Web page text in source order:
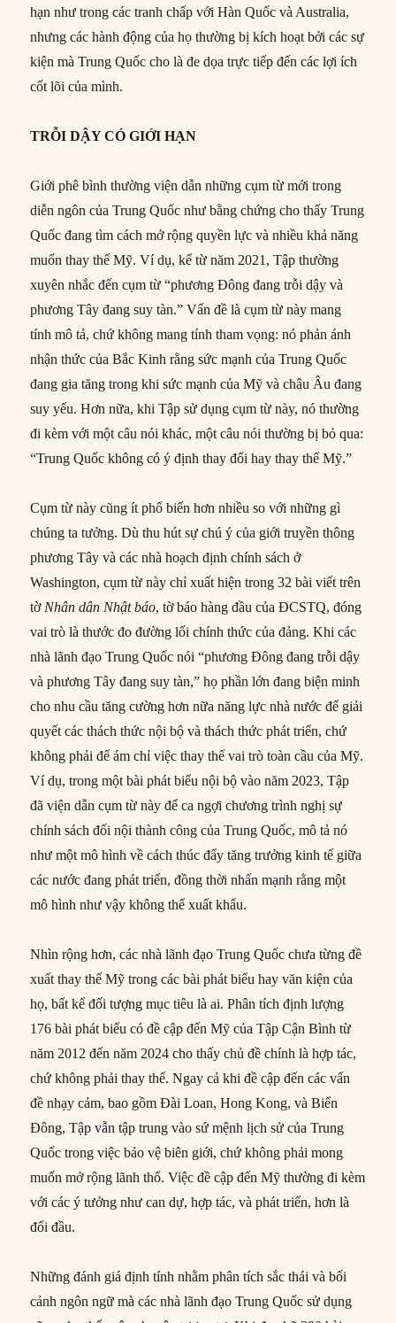
hạn như trong các tranh chấp với Hàn Quốc và Australia,
nhưng các hành động của họ thường bị kích hoạt bởi các sự
kiện mà Trung Quốc cho là đe dọa trực tiếp đến các lợi ích
cốt lõi của mình.
TRỖI DẬY CÓ GIỚI HẠN
Giới phê bình thường viện dẫn những cụm từ mới trong
diễn ngôn của Trung Quốc như bằng chứng cho thấy Trung
Quốc đang tìm cách mở rộng quyền lực và nhiều khả năng
muốn thay thế Mỹ. Ví dụ, kể từ năm 2021, Tập thường
xuyên nhắc đến cụm từ “phương Đông đang trỗi dậy và
phương Tây đang suy tàn.” Vấn đề là cụm từ này mang
tính mô tả, chứ không mang tính tham vọng: nó phản ánh
nhận thức của Bắc Kinh rằng sức mạnh của Trung Quốc
đang gia tăng trong khi sức mạnh của Mỹ và châu Âu đang
suy yếu. Hơn nữa, khi Tập sử dụng cụm từ này, nó thường
đi kèm với một câu nói khác, một câu nói thường bị bỏ qua:
“Trung Quốc không có ý định thay đổi hay thay thế Mỹ.”
Cụm từ này cũng ít phổ biến hơn nhiều so với những gì
chúng ta tưởng. Dù thu hút sự chú ý của giới truyền thông
phương Tây và các nhà hoạch định chính sách ở
Washington, cụm từ này chỉ xuất hiện trong 32 bài viết trên
tờNhân dân Nhật báo, tờ báo hàng đầu của ĐCSTQ, đóng
vai trò là thước đo đường lối chính thức của đảng. Khi các
nhà lãnh đạo Trung Quốc nói “phương Đông đang trỗi dậy
và phương Tây đang suy tàn,” họ phần lớn đang biện minh
cho nhu cầu tăng cường hơn nữa năng lực nhà nước để giải
quyết các thách thức nội bộ và thách thức phát triển, chứ
không phải để ám chỉ việc thay thế vai trò toàn cầu của Mỹ.
Ví dụ, trong một bài phát biểu nội bộ vào năm 2023, Tập
đã viện dẫn cụm từ này để ca ngợi chương trình nghị sự
chính sách đối nội thành công của Trung Quốc, mô tả nó
như một mô hình về cách thúc đẩy tăng trưởng kinh tế giữa
các nước đang phát triển, đồng thời nhấn mạnh rằng một
mô hình như vậy không thể xuất khẩu.
Nhìn rộng hơn, các nhà lãnh đạo Trung Quốc chưa từng đề
xuất thay thế Mỹ trong các bài phát biểu hay văn kiện của
họ, bất kể đối tượng mục tiêu là ai. Phân tích định lượng
176 bài phát biểu có đề cập đến Mỹ của Tập Cận Bình từ
năm 2012 đến năm 2024 cho thấy chủ đề chính là hợp tác,
chứ không phải thay thế. Ngay cả khi đề cập đến các vấn
đề nhạy cảm, bao gồm Đài Loan, Hong Kong, và Biển
Đông, Tập vẫn tập trung vào sứ mệnh lịch sử của Trung
Quốc trong việc bảo vệ biên giới, chứ không phải mong
muốn mở rộng lãnh thổ. Việc đề cập đến Mỹ thường đi kèm
với các ý tưởng như can dự, hợp tác, và phát triển, hơn là
đối đầu.
Những đánh giá định tính nhằm phân tích sắc thái và bối
cảnh ngôn ngữ mà các nhà lãnh đạo Trung Quốc sử dụng